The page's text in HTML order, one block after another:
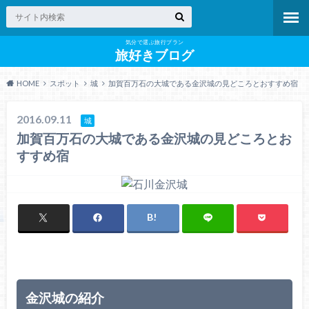
気分で選ぶ旅行プラン
旅好きブログ
HOME スポット 城 加賀百万石の大城である金沢城の見どころとおすすめ宿
2016.09.11 城
加賀百万石の大城である金沢城の見どころとお
すすめ宿
金沢城の紹介